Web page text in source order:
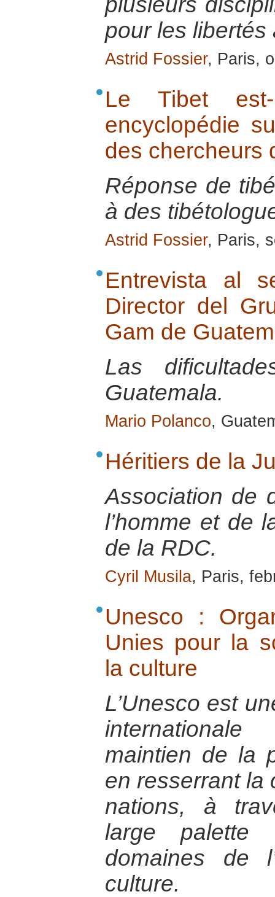
pour les libertés
Astrid Fossier, Paris,
Le Tibet
encyclopédie
des chercheurs
Réponse de
à des
Astrid Fossier, Paris,
Entrevista al
Director del
Gam de
Las
Guatemala.
Mario Polanco,
Héritiers de la
Association de
l’homme et de
de la RDC.
Cyril Musila, Paris,
Unesco :
Unies pour la
la culture
L’Unesco est
maintien de la
en resserrant la
nations, à
large palette
domaines de
culture.